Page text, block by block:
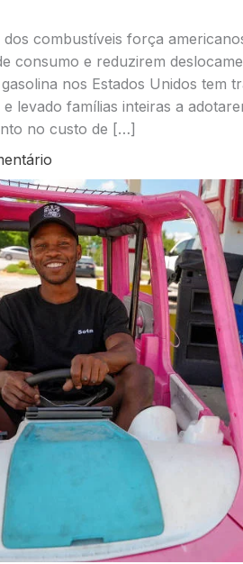
combustíveis força
consumo e reduzirem
nos Estados Unidos tem
levado famílias inteiras a
no custo de […]